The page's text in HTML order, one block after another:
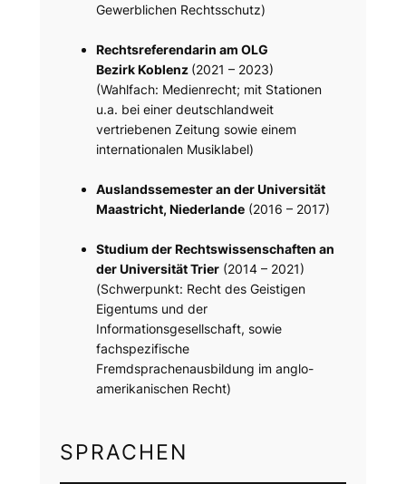
Gewerblichen Rechtsschutz)
Rechtsreferendarin am OLG
Bezirk Koblenz (2021 – 2023)
(Wahlfach: Medienrecht; mit Stationen
u.a. bei einer deutschlandweit
vertriebenen Zeitung sowie einem
internationalen Musiklabel)
Auslandssemester an der Universität
Maastricht, Niederlande (2016 – 2017)
Studium der Rechtswissenschaften an
der Universität Trier (2014 – 2021)
(Schwerpunkt: Recht des Geistigen
Eigentums und der
Informationsgesellschaft, sowie
fachspezifische
Fremdsprachenausbildung im anglo-
amerikanischen Recht)
SPRACHEN